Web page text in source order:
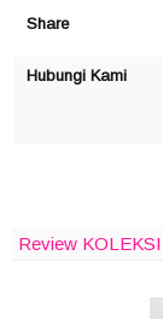
Share
Hubungi Kami
Review